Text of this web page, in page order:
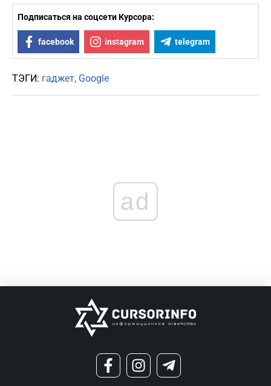
Подписаться на соцсети Курсора:
facebook instagram telegram
ТЭГИ: гаджет Google
ad